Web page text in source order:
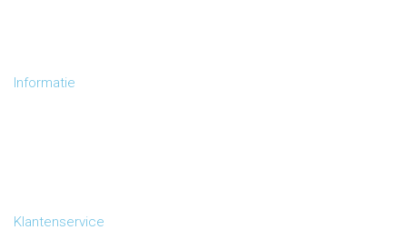
Informatie
Klantenservice